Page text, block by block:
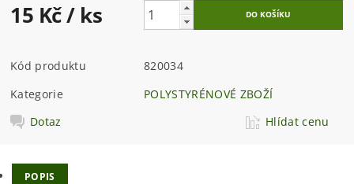
15 Kč/ ks
Kód produktu
820034
Kategorie
POLYSTYRÉNOVÉ ZBOŽÍ
Dotaz
Hlídat cenu
POPIS